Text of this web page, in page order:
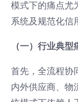
模式下的痛点尤
系统及规范化信
（一）行业典
首先，全流程协
内外供应商、物